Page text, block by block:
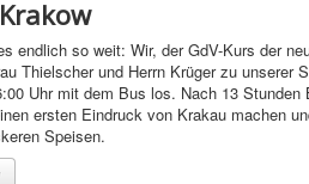
endlich so weit: Wir, der GdV-Kurs der
Thielscher und Herrn Krüger zu unserer
Uhr mit dem Bus los. Nach 13 Stunden
ersten Eindruck von Krakau machen
Speisen.